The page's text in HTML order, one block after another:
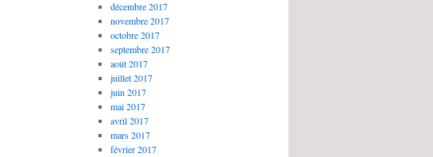
décembre 2017
novembre 2017
octobre 2017
septembre 2017
août 2017
juillet 2017
juin 2017
mai 2017
avril 2017
mars 2017
février 2017